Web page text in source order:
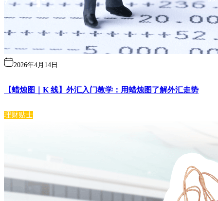
2026年4月14日
【蜡烛图｜K 线】外汇入门教学：用蜡烛图了解外汇走势
理财贴士